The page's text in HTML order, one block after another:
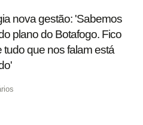
nova gestão: 'Sabemos
plano do Botafogo. Fico
tudo que nos falam está